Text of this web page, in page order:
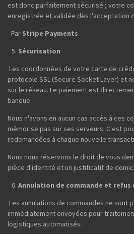
est donc parfaitement sécurisé ; votre
enregistrée et validée dès l'acceptation
- Par Stripe Payments
Sécurisation
Les coordonnées de votre carte de
protocole SSL (Secure Socket Layer) et
sur le réseau. Le paiement est
banque.
Nous n'avons en aucun cas accès à ces
mémorise pas sur ses serveurs. C'est
redemandées à chaque nouvelle
Nous nous réservons le droit de vous
pièce d'identité et un justificatif de
Annulation de commande et refus
Les annulations de commandes ne sont
immédiatement envoyées pour
logistiques automatisés.